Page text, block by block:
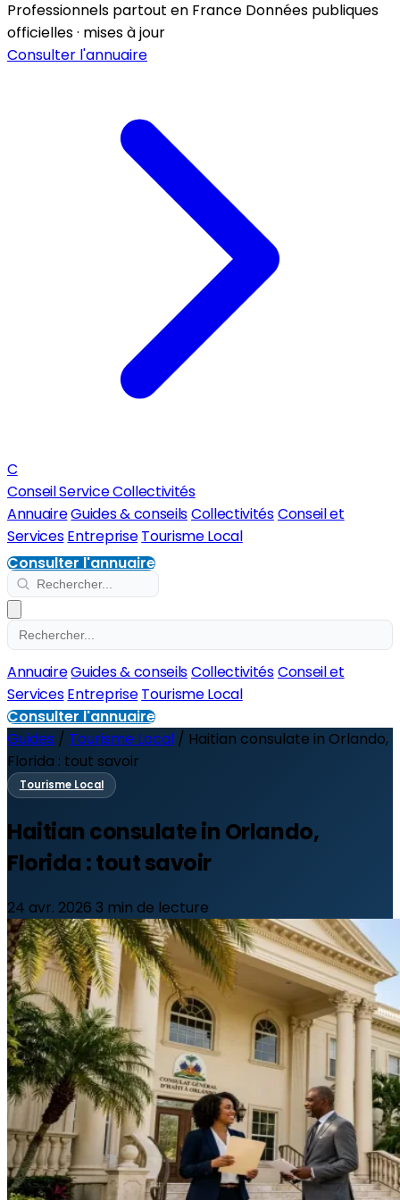
Professionnels partout en France Données publiques
officielles · mises à jour
Consulter l'annuaire
C
Conseil Service Collectivités
AnnuaireGuides & conseilsCollectivitésConseil et
ServicesEntreprise Tourisme Local
Consulter l'annuaire
AnnuaireGuides & conseilsCollectivitésConseil et
ServicesEntreprise Tourisme Local
Consulter l'annuaire
Guides / Tourisme Local / Haitian consulate in Orlando,
Florida : tout savoir
Tourisme Local
Haitian consulate in Orlando,
Florida : tout savoir
24 avr. 2026 3 min de lecture